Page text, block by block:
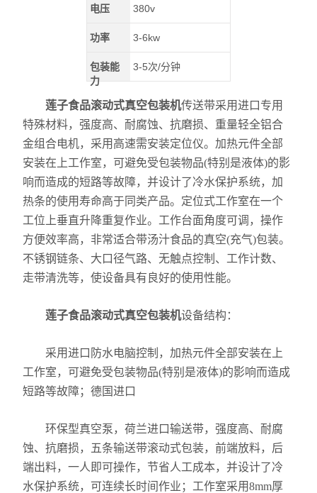
电压 380v
功率 3-6kw
包装能
力
3-5次/分钟
莲子食品滚动式真空包装机传送带采用进口专用
特殊材料，强度高、耐腐蚀、抗磨损、重量轻全铝合
金组合电机，采用高速需安装定位仪。加热元件全部
安装在上工作室，可避免受包装物品(特别是液体)的影
响而造成的短路等故障，并设计了冷水保护系统，加
热条的使用寿命高于同类产品。定位式工作室在一个
工位上垂直升降重复作业。工作台面角度可调，操作
方便效率高，非常适合带汤汁食品的真空(充气)包装。
不锈钢链条、大口径气路、无触点控制、工作计数、
走带清洗等，使设备具有良好的使用性能。
莲子食品滚动式真空包装机设备结构：
采用进口防水电脑控制，加热元件全部安装在上
工作室，可避免受包装物品(特别是液体)的影响而造成
短路等故障；德国进口
环保型真空泵，荷兰进口输送带，强度高、耐腐
蚀、抗磨损，五条输送带滚动式包装，前端放料，后
端出料，一人即可操作，节省人工成本，并设计了冷
水保护系统，可连续长时间作业；工作室采用8mm厚